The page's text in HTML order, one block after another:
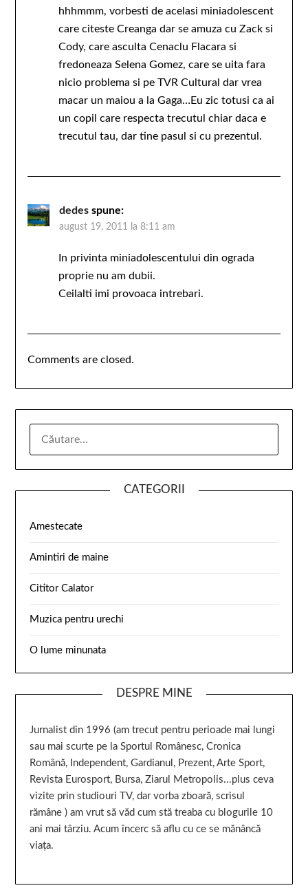
hhhmmm, vorbesti de acelasi miniadolescent
care citeste Creanga dar se amuza cu Zack si
Cody, care asculta Cenaclu Flacara si
fredoneaza Selena Gomez, care se uita fara
nicio problema si pe TVR Cultural dar vrea
macar un maiou a la Gaga…Eu zic totusi ca ai
un copil care respecta trecutul chiar daca e
trecutul tau, dar tine pasul si cu prezentul.
dedes spune:
august 19, 2011 la 8:11 am
In privinta miniadolescentului din ograda
proprie nu am dubii.
Ceilalti imi provoaca intrebari.
Comments are closed.
CATEGORII
Amestecate
Amintiri de maine
Cititor Calator
Muzica pentru urechi
O lume minunata
DESPRE MINE
Jurnalist din 1996 (am trecut pentru perioade mai lungi
sau mai scurte pe la Sportul Românesc, Cronica
Română, Independent, Gardianul, Prezent, Arte Sport,
Revista Eurosport, Bursa, Ziarul Metropolis...plus ceva
vizite prin studiouri TV, dar vorba zboară, scrisul
rămâne ) am vrut să văd cum stă treaba cu blogurile 10
ani mai târziu. Acum încerc să aflu cu ce se mănâncă
viața.